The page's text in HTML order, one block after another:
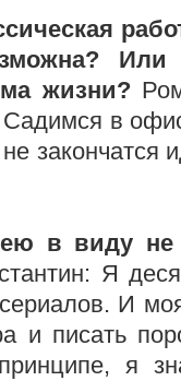
жизни?
Садимся в
закончатся
в виду не
Я
И
и писать
я